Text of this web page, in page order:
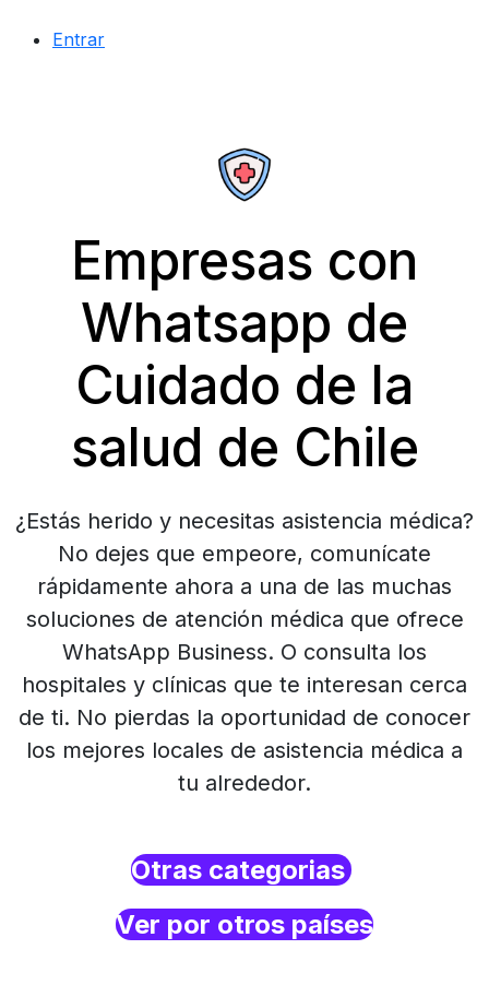
Entrar
Empresas con
Whatsapp de
Cuidado de la
salud de Chile
¿Estás herido y necesitas asistencia médica?
No dejes que empeore, comunícate
rápidamente ahora a una de las muchas
soluciones de atención médica que ofrece
WhatsApp Business. O consulta los
hospitales y clínicas que te interesan cerca
de ti. No pierdas la oportunidad de conocer
los mejores locales de asistencia médica a
tu alrededor.
Otras categorias
Ver por otros países